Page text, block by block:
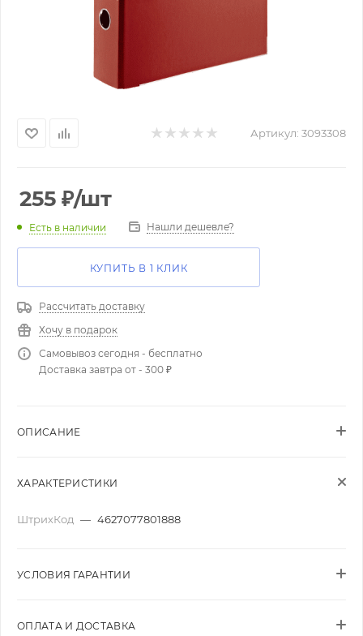
Артикул: 3093308
255 ₽/шт
Есть в наличии Нашли дешевле?
КУПИТЬ В 1 КЛИК
Рассчитать доставку
Хочу в подарок
Самовывоз сегодня - бесплатно
Доставка завтра от - 300 ₽
ОПИСАНИЕ
ХАРАКТЕРИСТИКИ
ШтрихКод — 4627077801888
УСЛОВИЯ ГАРАНТИИ
ОПЛАТА И ДОСТАВКА